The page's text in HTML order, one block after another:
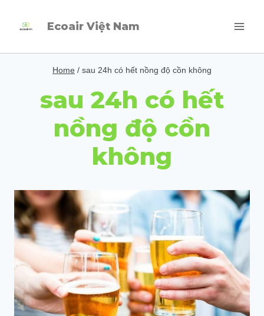
Ecoair Việt Nam
Home / sau 24h có hết nồng độ cồn không
sau 24h có hết
nồng độ cồn
không